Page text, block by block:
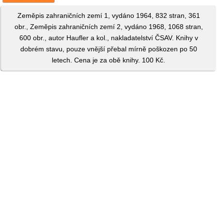
Zeměpis zahraničních zemí 1, vydáno 1964, 832 stran, 361
obr., Zeměpis zahraničních zemí 2, vydáno 1968, 1068 stran,
600 obr., autor Haufler a kol., nakladatelství ČSAV. Knihy v
dobrém stavu, pouze vnější přebal mírně poškozen po 50
letech. Cena je za obě knihy. 100 Kč.